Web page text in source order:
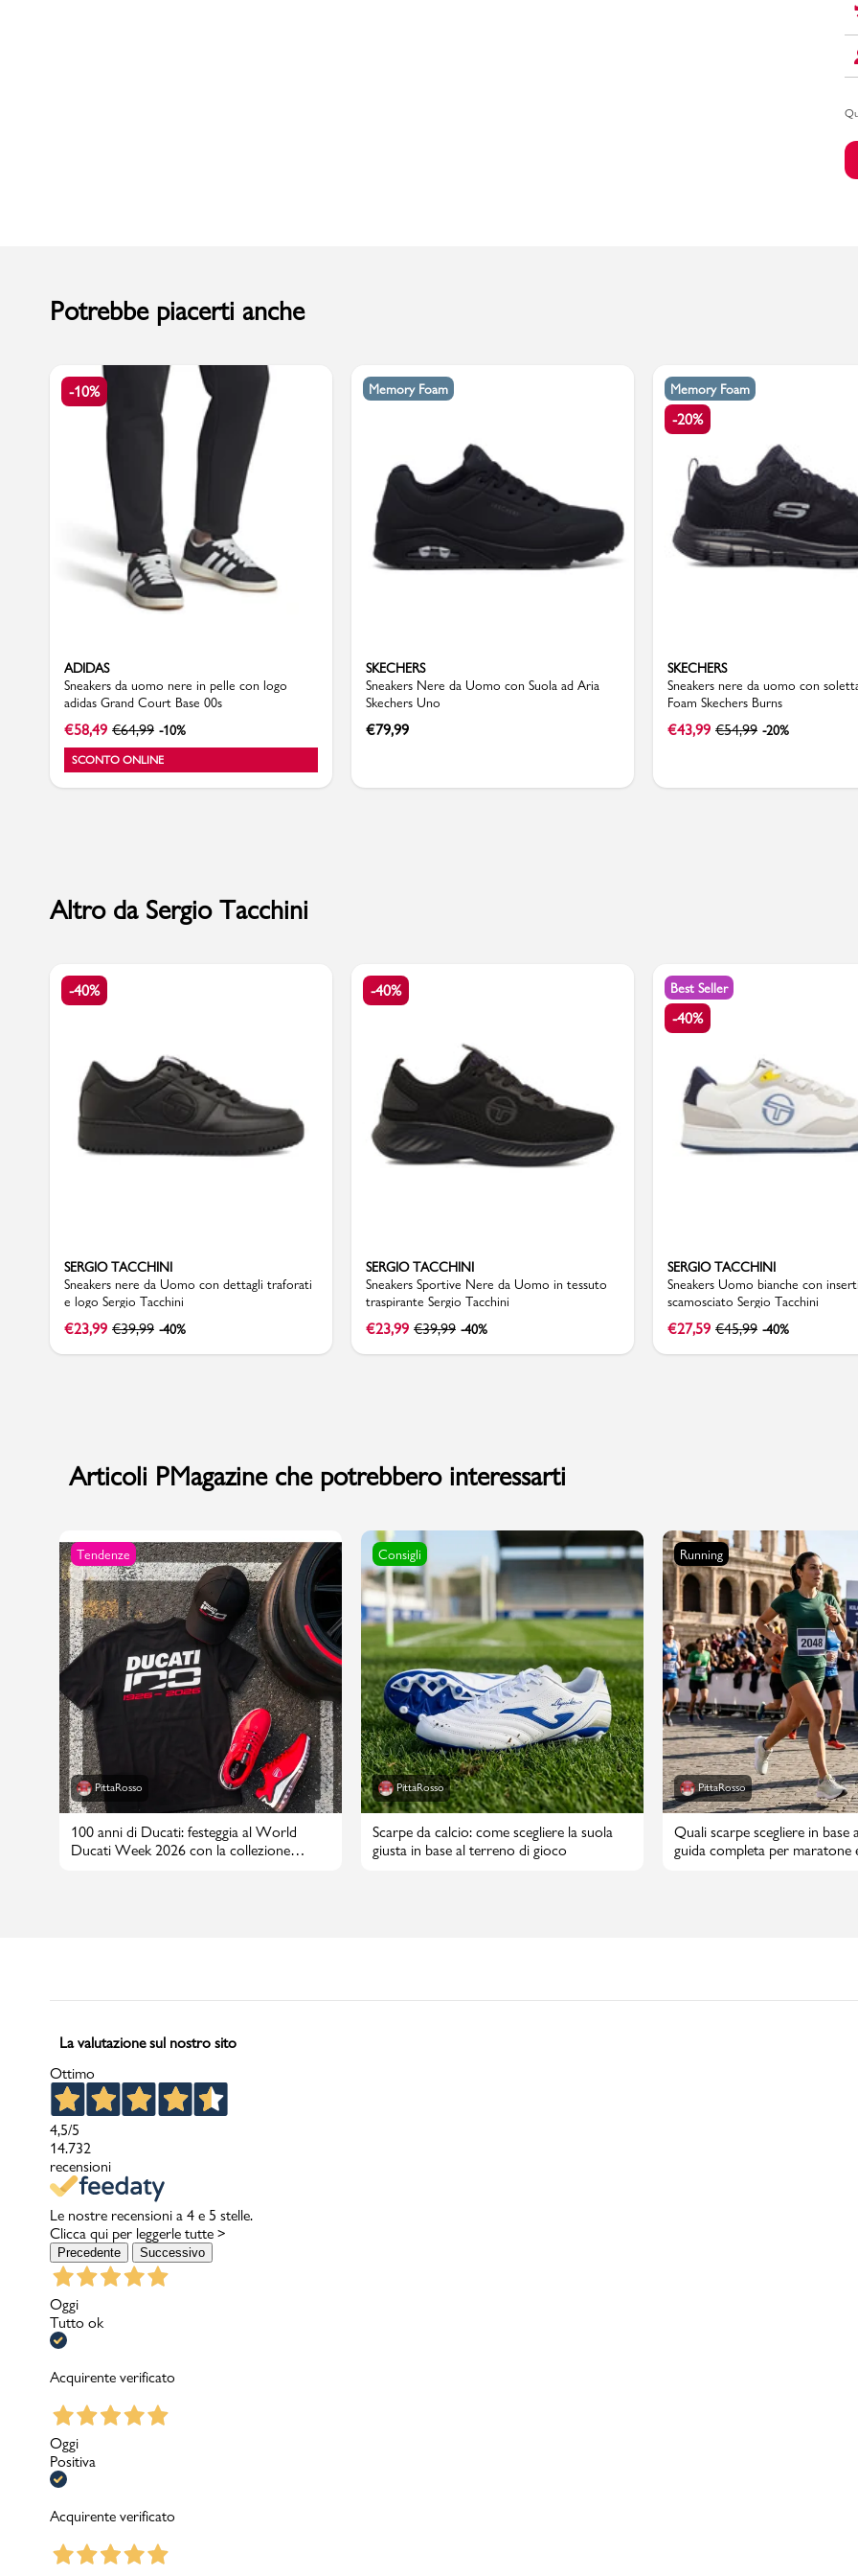
Valigie
Accedi | Registrati
Promo & News
negozi
Gift card
Potrebbe piacerti anche
-10%
ADIDAS
Sneakers da uomo nere in pelle con logo
adidas Grand Court Base 00s
€58,49 €64,99 -10%
SCONTO ONLINE
Memory Foam
SKECHERS
Sneakers Nere da Uomo con Suola ad Aria
Skechers Uno
€79,99
Memory Foam
-20%
SKECHERS
Sneakers nere da uomo con
Foam Skechers Burns
€43,99 €54,99 -20%
Altro da Sergio Tacchini
-40%
SERGIO TACCHINI
Sneakers nere da Uomo con dettagli traforati
e logo Sergio Tacchini
€23,99 €39,99 -40%
-40%
SERGIO TACCHINI
Sneakers Sportive Nere da Uomo in tessuto
traspirante Sergio Tacchini
€23,99 €39,99 -40%
Best Seller
-40%
SERGIO TACCHINI
Sneakers Uomo bianche con
scamosciato Sergio Tacchini
€27,59 €45,99 -40%
Articoli PMagazine che potrebbero interessarti
Tendenze
PittaRosso
100 anni di Ducati: festeggia al World
Ducati Week 2026 con la collezione
Consigli
PittaRosso
Scarpe da calcio: come scegliere la suola
giusta in base al terreno di gioco
Running
PittaRosso
Quali scarpe scegliere in base
guida completa per maratone
La valutazione sul nostro sito
Ottimo
4,5/5
14.732
recensioni
Le nostre recensioni a 4 e 5 stelle.
Clicca qui per leggerle tutte >
Precedente Successivo
Oggi
Tutto ok
Acquirente verificato
Oggi
Positiva
Acquirente verificato